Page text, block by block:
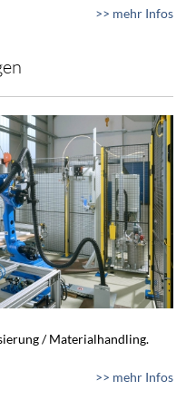
>> mehr Infos
/ Materialhandling.
>> mehr Infos